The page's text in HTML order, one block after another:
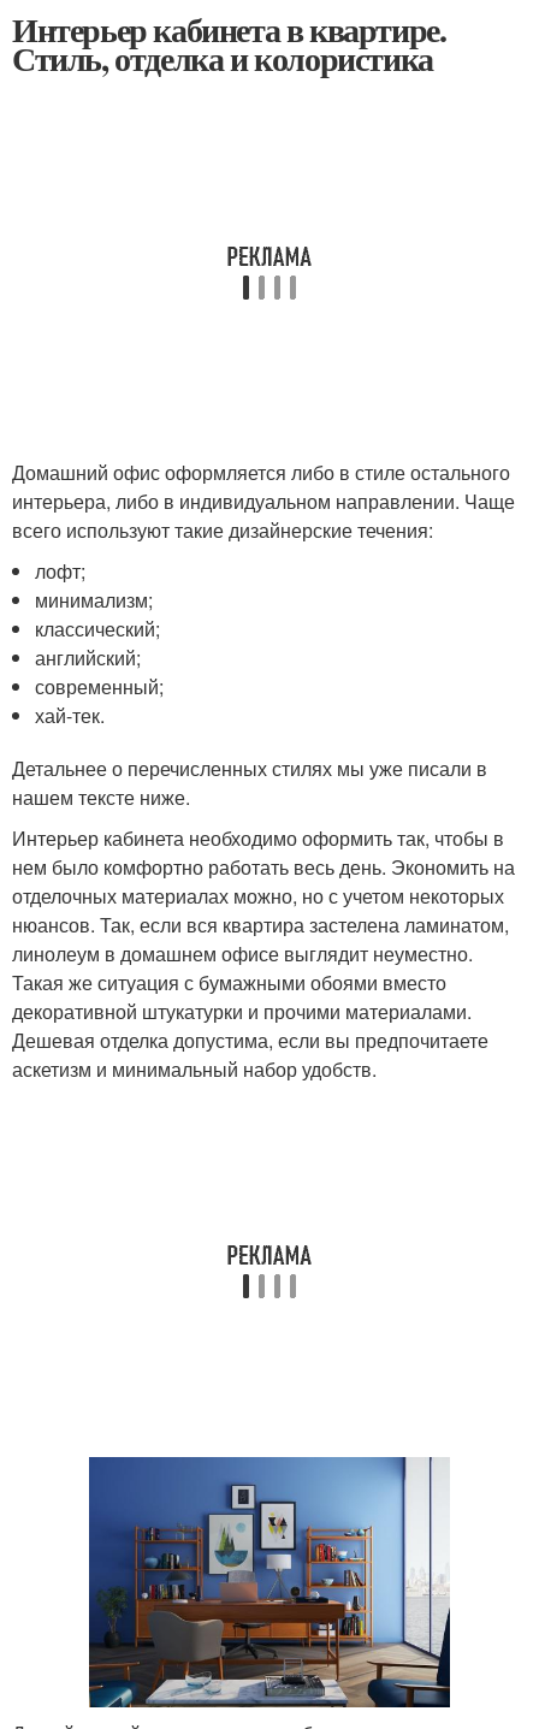
Интерьер кабинета в квартире.
Стиль, отделка и колористика
Домашний офис оформляется либо в стиле остального
интерьера, либо в индивидуальном направлении. Чаще
всего используют такие дизайнерские течения:
лофт;
минимализм;
классический;
английский;
современный;
хай-тек.
Детальнее о перечисленных стилях мы уже писали в
нашем тексте ниже.
Интерьер кабинета необходимо оформить так, чтобы в
нем было комфортно работать весь день. Экономить на
отделочных материалах можно, но с учетом некоторых
нюансов. Так, если вся квартира застелена ламинатом,
линолеум в домашнем офисе выглядит неуместно.
Такая же ситуация с бумажными обоями вместо
декоративной штукатурки и прочими материалами.
Дешевая отделка допустима, если вы предпочитаете
аскетизм и минимальный набор удобств.